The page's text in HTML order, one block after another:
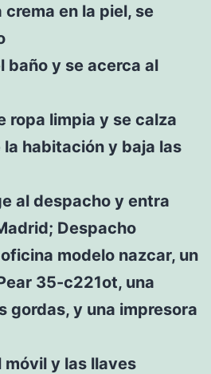
en la piel, se
baño y se acerca al
ropa limpia y se calza
habitación y baja las
al despacho y entra
Despacho
modelo nazcar, un
35-c221ot, una
gordas, y una impresora
y las llaves